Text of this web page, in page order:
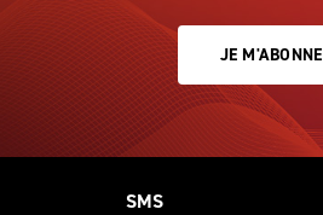
JE M'ABONNE
SMS